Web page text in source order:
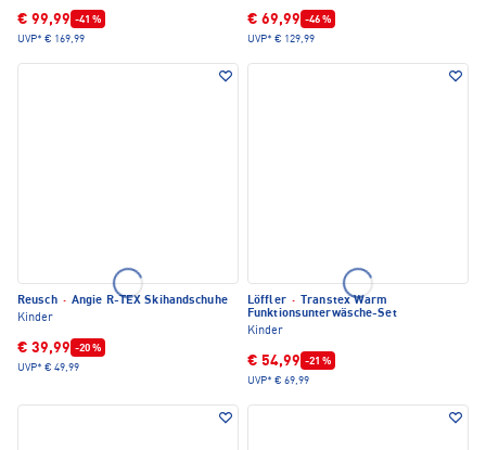
€ 99,99 -41 %
UVP* € 169,99
€ 69,99 -46 %
UVP* € 129,99
Reusch · Angie R-TEX Skihandschuhe
Kinder
€ 39,99 -20 %
UVP* € 49,99
Löffler ·
Transtex Warm
Funktionsunterwäsche-Set
Kinder
€ 54,99 -21 %
UVP* € 69,99